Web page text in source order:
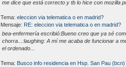
me dice que está correcto y tb lo hice con mozilla
Tema: eleccion via telematica o en madrid?
Mensaje: RE: eleccion via telematica o en madrid?
bea-enfermería escribió:Bueno creo que ya sé
chorra...:laughing: A mí me acaba de funcionar a
el ordenado...
Tema: Busco info residencia en Hsp. San Pau (bcn)